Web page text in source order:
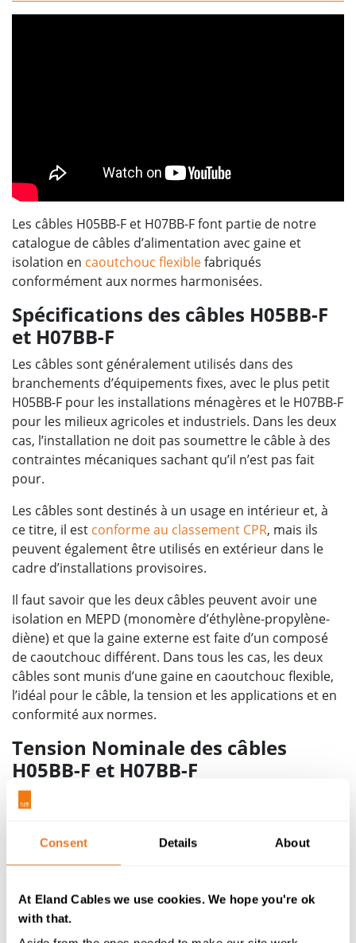
Consent Details About
At Eland Cables we use cookies. We hope you're ok
with that.
Les câbles H05BB-F et H07BB-F font partie de notre
catalogue de câbles d’alimentation avec gaine et
isolation en caoutchouc flexiblefabriqués
conformément aux normes harmonisées.
Spécifications des câbles H05BB-F
et H07BB-F
Les câbles sont généralement utilisés dans des
branchements d’équipements fixes, avec le plus petit
H05BB-F pour les installations ménagères et le H07BB-F
pour les milieux agricoles et industriels. Dans les deux
cas, l’installation ne doit pas soumettre le câble à des
contraintes mécaniques sachant qu’il n’est pas fait
pour.
Les câbles sont destinés à un usage en intérieur et, à
ce titre, il est conforme au classement CPR, mais ils
peuvent également être utilisés en extérieur dans le
cadre d’installations provisoires.
Il faut savoir que les deux câbles peuvent avoir une
isolation en MEPD (monomère d’éthylène-propylène-
diène) et que la gaine externe est faite d’un composé
de caoutchouc différent. Dans tous les cas, les deux
câbles sont munis d’une gaine en caoutchouc flexible,
l’idéal pour le câble, la tension et les applications et en
conformité aux normes.
Tension Nominale des câbles
H05BB-F et H07BB-F
d’1 mm² tandis que le H07BB-F convient pour les
Le câble H07BB-F convient aux courants CA/CC jusqu’à
1 000 V lorsqu’il est installé dans une installation fixe